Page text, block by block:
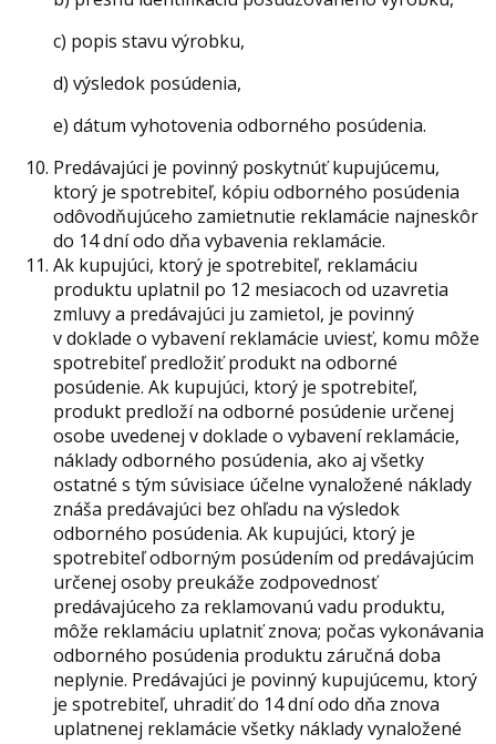
c) popis stavu výrobku,
d) výsledok posúdenia,
e) dátum vyhotovenia odborného posúdenia.
Predávajúci je povinný poskytnúť kupujúcemu,
ktorý je spotrebiteľ, kópiu odborného posúdenia
odôvodňujúceho zamietnutie reklamácie najneskôr
do 14 dní odo dňa vybavenia reklamácie.
Ak kupujúci, ktorý je spotrebiteľ, reklamáciu
produktu uplatnil po 12 mesiacoch od uzavretia
zmluvy a predávajúci ju zamietol, je povinný
v doklade o vybavení reklamácie uviesť, komu môže
spotrebiteľ predložiť produkt na odborné
posúdenie. Ak kupujúci, ktorý je spotrebiteľ,
produkt predloží na odborné posúdenie určenej
osobe uvedenej v doklade o vybavení reklamácie,
náklady odborného posúdenia, ako aj všetky
ostatné s tým súvisiace účelne vynaložené náklady
znáša predávajúci bez ohľadu na výsledok
odborného posúdenia. Ak kupujúci, ktorý je
spotrebiteľ odborným posúdením od predávajúcim
určenej osoby preukáže zodpovednosť
predávajúceho za reklamovanú vadu produktu,
môže reklamáciu uplatniť znova; počas vykonávania
odborného posúdenia produktu záručná doba
neplynie. Predávajúci je povinný kupujúcemu, ktorý
je spotrebiteľ, uhradiť do 14 dní odo dňa znova
uplatnenej reklamácie všetky náklady vynaložené